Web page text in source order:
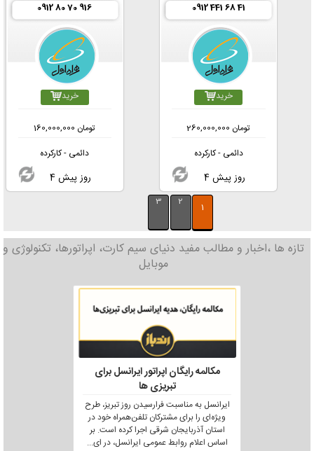
0912 441 68 41
خرید
260,000,000 تومان
دائمی - کارکرده
4 روز پیش
0912 80 70 916
خرید
160,000,000 تومان
دائمی - کارکرده
4 روز پیش
1
2
3
تازه ها ،اخبار و مطالب مفید دنیای سیم کارت، اپراتورها، تکنولوژی و
موبایل
مکالمه رایگان اپراتور ایرانسل برای
تبریزی ها
ایرانسل به مناسبت فرارسیدن روز تبریز، طرح
ویژه‌ای را برای مشترکان تلفن‌همراه خود در
استان آذربایجان شرقی اجرا کرده است. بر
اساس اعلام روابط عمومی ایرانسل، در ای...